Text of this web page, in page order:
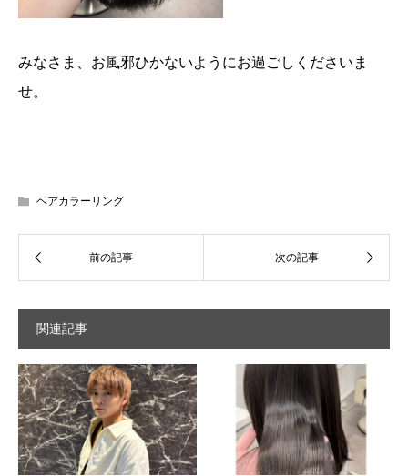
みなさま、お風邪ひかないようにお過ごしくださいま
せ。
ヘアカラーリング
関連記事